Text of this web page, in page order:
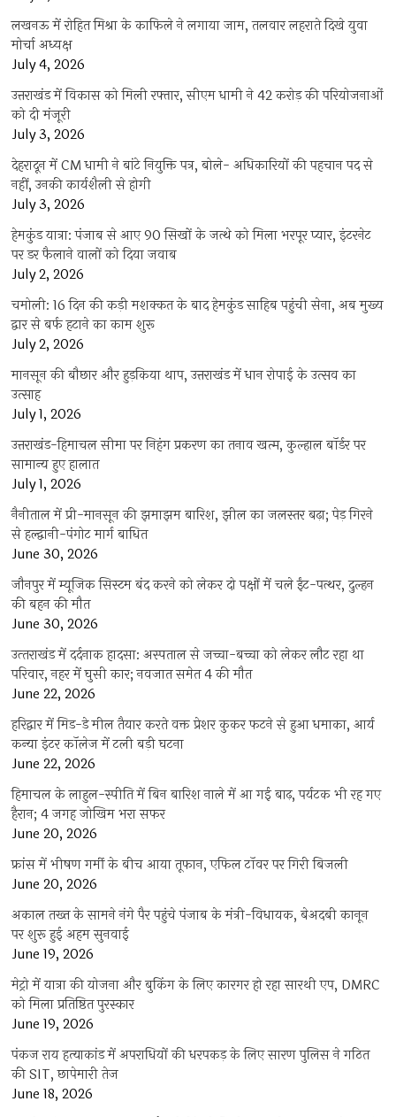
लखनऊ में रोहित मिश्रा के काफिले ने लगाया जाम, तलवार लहराते दिखे युवा
मोर्चा अध्यक्ष
July 4, 2026
उत्तराखंड में विकास को मिली रफ्तार, सीएम धामी ने 42 करोड़ की परियोजनाओं
को दी मंजूरी
July 3, 2026
देहरादून में CM धामी ने बांटे नियुक्ति पत्र, बोले- अधिकारियों की पहचान पद से
नहीं, उनकी कार्यशैली से होगी
July 3, 2026
हेमकुंड यात्रा: पंजाब से आए 90 सिखों के जत्थे को मिला भरपूर प्यार, इंटरनेट
पर डर फैलाने वालों को दिया जवाब
July 2, 2026
चमोली: 16 दिन की कड़ी मशक्कत के बाद हेमकुंड साहिब पहुंची सेना, अब मुख्य
द्वार से बर्फ हटाने का काम शुरू
July 2, 2026
मानसून की बौछार और हुड़किया थाप, उत्तराखंड में धान रोपाई के उत्सव का
उत्साह
July 1, 2026
उत्तराखंड-हिमाचल सीमा पर निहंग प्रकरण का तनाव खत्म, कुल्हाल बॉर्डर पर
सामान्य हुए हालात
July 1, 2026
नैनीताल में प्री-मानसून की झमाझम बारिश, झील का जलस्तर बढ़ा; पेड़ गिरने
से हल्द्वानी-पंगोट मार्ग बाधित
June 30, 2026
जौनपुर में म्यूजिक सिस्टम बंद करने को लेकर दो पक्षों में चले ईंट-पत्थर, दुल्हन
की बहन की मौत
June 30, 2026
उत्‍तराखंड में दर्दनाक हादसा: अस्पताल से जच्चा-बच्चा को लेकर लौट रहा था
परिवार, नहर में घुसी कार; नवजात समेत 4 की मौत
June 22, 2026
हरिद्वार में मिड-डे मील तैयार करते वक्त प्रेशर कुकर फटने से हुआ धमाका, आर्य
कन्या इंटर कॉलेज में टली बड़ी घटना
June 22, 2026
हिमाचल के लाहुल-स्पीति में बिन बारिश नाले में आ गई बाढ़, पर्यटक भी रह गए
हैरान; 4 जगह जोखिम भरा सफर
June 20, 2026
फ्रांस में भीषण गर्मी के बीच आया तूफान, एफिल टॉवर पर गिरी बिजली
June 20, 2026
अकाल तख्त के सामने नंगे पैर पहुंचे पंजाब के मंत्री-विधायक, बेअदबी कानून
पर शुरू हुई अहम सुनवाई
June 19, 2026
मेट्रो में यात्रा की योजना और बुकिंग के लिए कारगर हो रहा सारथी एप, DMRC
को मिला प्रतिष्ठित पुरस्कार
June 19, 2026
पंकज राय हत्याकांड में अपराधियों की धरपकड़ के लिए सारण पुलिस ने गठित
की SIT, छापेमारी तेज
June 18, 2026